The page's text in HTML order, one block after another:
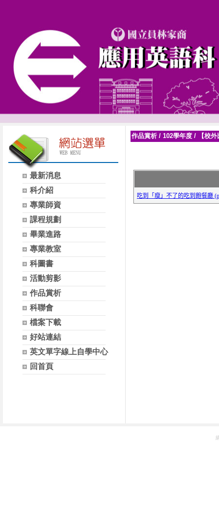
最新消息
科介紹
專業師資
課程規劃
畢業進路
專業教室
科圖書
活動剪影
作品賞析
科聯會
檔案下載
好站連結
英文單字線上自學中心
回首頁
作品賞析 / 102學年度 / 【校